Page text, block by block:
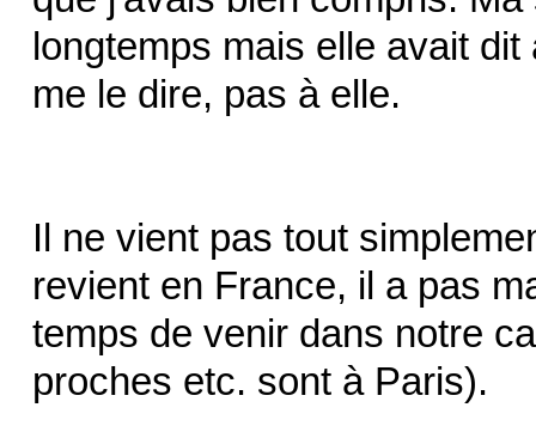
longtemps mais elle avait
me le dire, pas à elle.
Il ne vient pas tout
revient en France, il a pas
temps de venir dans notre
proches etc. sont à Paris).